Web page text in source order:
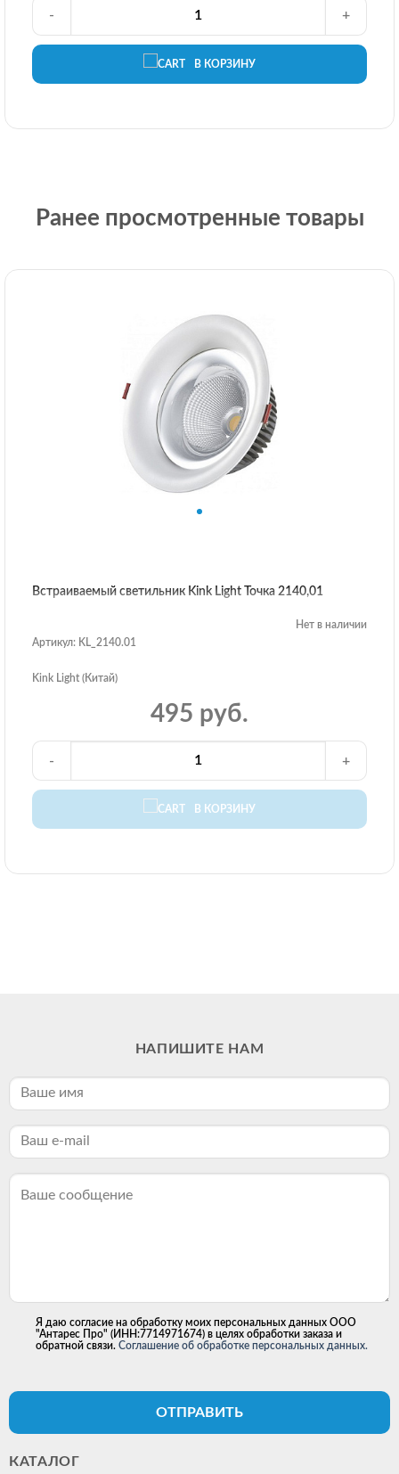
В КОРЗИНУ
- +
Ранее просмотренные товары
Встраиваемый светильник Kink Light Точка 2140,01
Нет в наличии
Артикул: KL_2140.01
Kink Light (Китай)
495 руб.
В КОРЗИНУ
- +
НАПИШИТЕ НАМ
Я даю согласие на обработку моих персональных данных ООО
"Антарес Про" (ИНН:7714971674) в целях обработки заказа и
обратной связи. Соглашение об обработке персональных данных.
ОТПРАВИТЬ
КАТАЛОГ